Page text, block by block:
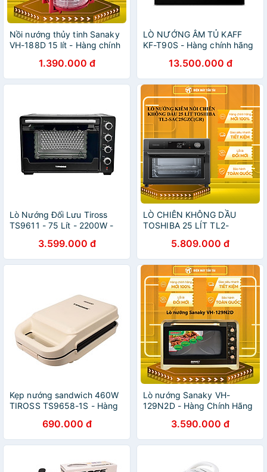
Nồi nướng thủy tinh Sanaky
VH-188D 15 lít - Hàng chính
1.390.000 đ
LÒ NƯỚNG ÂM TỦ KAFF
KF-T90S - Hàng chính hãng
13.500.000 đ
Lò Nướng Đối Lưu Tiross
TS9611 - 75 Lít - 2200W -
3.599.000 đ
LÒ CHIÊN KHÔNG DẦU
TOSHIBA 25 LÍT TL2-
CHÍNH HÃNG - CHỈ GIAO
HCM
5.809.000 đ
Kẹp nướng sandwich 460W
TIROSS TS9658-1S - Hàng
690.000 đ
Lò nướng Sanaky VH-
129N2D - Hàng Chính Hãng
3.590.000 đ